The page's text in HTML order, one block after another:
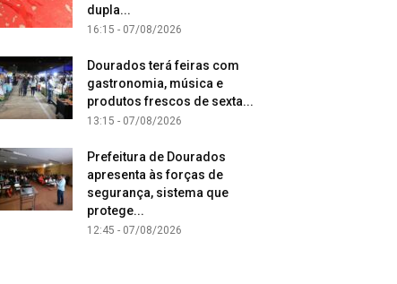
dupla...
16:15 - 07/08/2026
Dourados terá feiras com
gastronomia, música e
produtos frescos de sexta...
13:15 - 07/08/2026
Prefeitura de Dourados
apresenta às forças de
segurança, sistema que
protege...
12:45 - 07/08/2026